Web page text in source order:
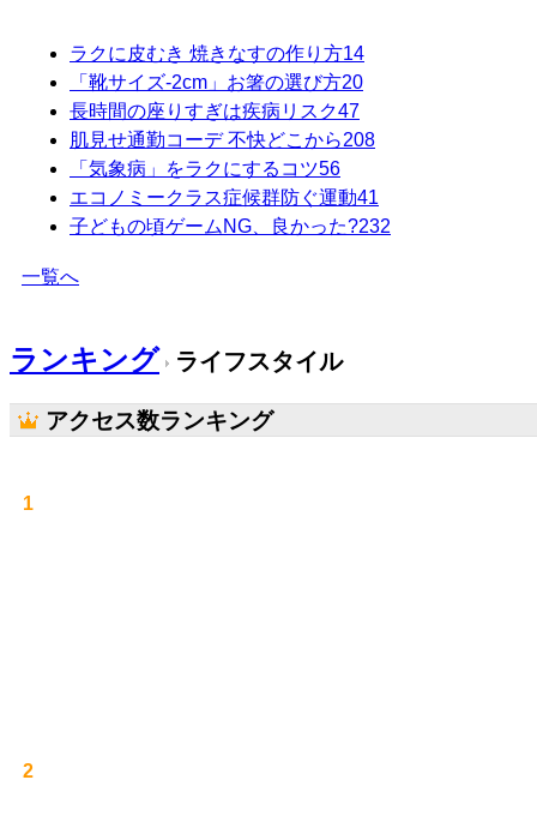
ラクに皮むき 焼きなすの作り方14
「靴サイズ-2cm」お箸の選び方20
長時間の座りすぎは疾病リスク47
肌見せ通勤コーデ 不快どこから208
「気象病」をラクにするコツ56
エコノミークラス症候群防ぐ運動41
子どもの頃ゲームNG、良かった?232
一覧へ
ランキング ライフスタイル
アクセス数ランキング
1
2